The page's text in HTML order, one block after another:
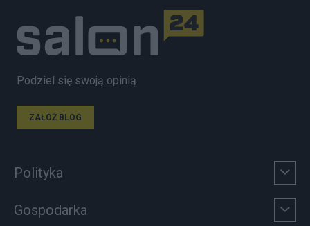
Podziel się swoją opinią
ZAŁÓŻ BLOG
Polityka
Gospodarka